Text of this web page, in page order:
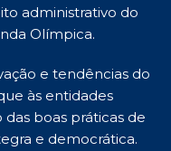
administrativo do
Olímpica.
e tendências do
às entidades
boas práticas de
e democrática.